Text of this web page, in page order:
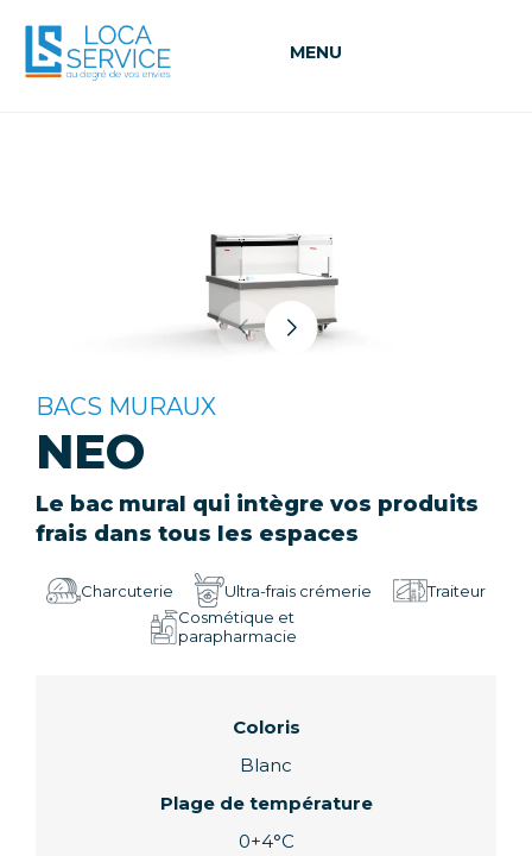
MENU
BACS MURAUX
NEO
Le bac mural qui intègre vos produits
frais dans tous les espaces
Charcuterie Ultra-frais crémerie
Traiteur
Cosmétique et
parapharmacie
Coloris
Blanc
Plage de température
0+4°C